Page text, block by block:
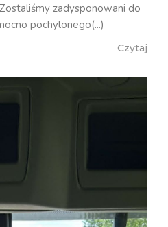
zadysponowani do
pochylonego(...)
Czytaj